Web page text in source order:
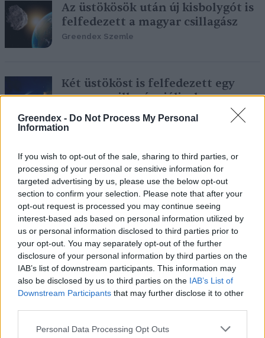
Greendex - Do Not Process My Personal
Information
If you wish to opt-out of the sale, sharing to third parties, or
processing of your personal or sensitive information for
targeted advertising by us, please use the below opt-out
section to confirm your selection. Please note that after your
opt-out request is processed you may continue seeing
interest-based ads based on personal information utilized by
us or personal information disclosed to third parties prior to
your opt-out. You may separately opt-out of the further
disclosure of your personal information by third parties on the
IAB’s list of downstream participants. This information may
also be disclosed by us to third parties on the IAB’s List of
Downstream Participants that may further disclose it to other
Personal Data Processing Opt Outs
Az üstökösök után új kisbolygót is
felfedezett a magyar csillagász
Greendex Szemle
Két üstököst is felfedezett egy
magyar csillagász júliusban
Greendex Szemle
Hamarosan négy égitest látványos
együttállása lesz megfigyelhető
Greendex Szemle
Szeptemberben akár szabad
szemmel is látható lesz egy új
üstökös
Greendex Szemle